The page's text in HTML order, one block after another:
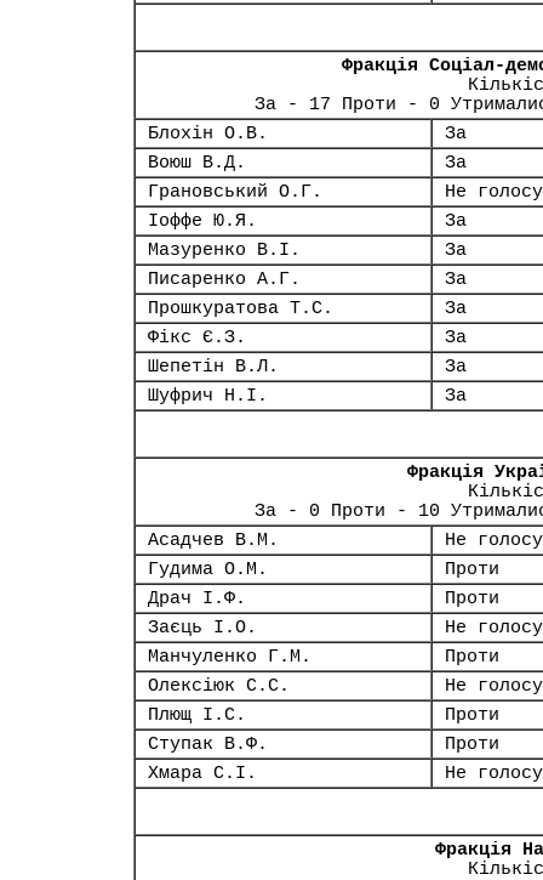
Фракція Соціал-
За - 17 Проти - 0
Блохін О.В.
За
Воюш В.Д.
За
Грановський О.Г.
Не
Іоффе Ю.Я.
За
Мазуренко В.І.
За
Писаренко А.Г.
За
Прошкуратова Т.С.
За
Фікс Є.З.
За
Шепетін В.Л.
За
Шуфрич Н.І.
За
Фракція
За - 0 Проти - 10
Асадчев В.М.
Не
Гудима О.М.
Проти
Драч І.Ф.
Проти
Заєць І.О.
Не
Манчуленко Г.М.
Проти
Олексіюк С.С.
Не
Плющ І.С.
Проти
Ступак В.Ф.
Проти
Хмара С.І.
Не
Фракція